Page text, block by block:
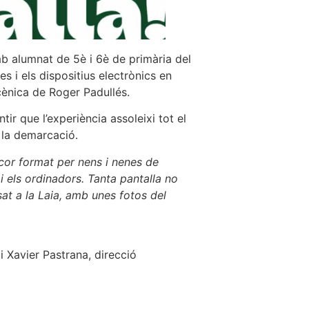
alumnat de 5è i 6è de primària del
i els dispositius electrònics en
de Roger Padullés.
que l’experiència assoleixi tot el
demarcació.
format per nens i nenes de
els ordinadors. Tanta pantalla no
a la Laia, amb unes fotos del
Xavier Pastrana, direcció